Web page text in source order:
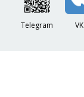
Telegram VK